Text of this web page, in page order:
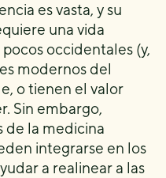
es vasta, y su
una vida
occidentales (y,
modernos del
o tienen el valor
Sin embargo,
de la medicina
integrarse en los
a realinear a las